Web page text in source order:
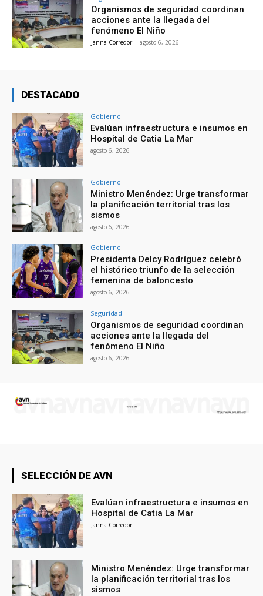
Organismos de seguridad coordinan
acciones ante la llegada del
fenómeno El Niño
Janna Corredor - agosto 6, 2026
DESTACADO
Gobierno
Evalúan infraestructura e insumos en
Hospital de Catia La Mar
agosto 6, 2026
Gobierno
Ministro Menéndez: Urge transformar
la planificación territorial tras los
sismos
agosto 6, 2026
Gobierno
Presidenta Delcy Rodríguez celebró
el histórico triunfo de la selección
femenina de baloncesto
agosto 6, 2026
Seguridad
Organismos de seguridad coordinan
acciones ante la llegada del
fenómeno El Niño
agosto 6, 2026
SELECCIÓN DE AVN
Evalúan infraestructura e insumos en
Hospital de Catia La Mar
Janna Corredor
Ministro Menéndez: Urge transformar
la planificación territorial tras los
sismos